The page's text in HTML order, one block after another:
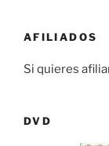
AFILIADOS
Si quieres
DVD